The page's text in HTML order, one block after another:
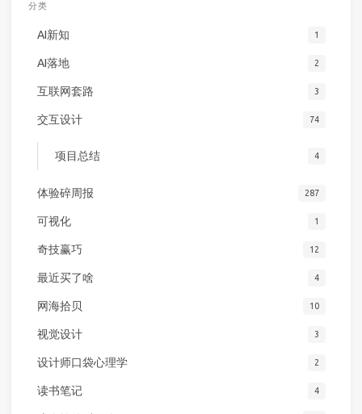
分类
AI新知 1
AI落地 2
互联网套路 3
交互设计 74
项目总结 4
体验碎周报 287
可视化 1
奇技赢巧 12
最近买了啥 4
网海拾贝 10
视觉设计 3
设计师口袋心理学 2
读书笔记 4